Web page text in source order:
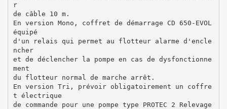
r
de câble 10 m.
En version Mono, coffret de démarrage CD 650-EVOL
équipé
d'un relais qui permet au flotteur alarme d'encle
ncher
et de déclencher la pompe en cas de dysfonctionne
ment
du flotteur normal de marche arrêt.
En version Tri, prévoir obligatoirement un coffre
t électrique
de commande pour une pompe type PROTEC 2 Relevage